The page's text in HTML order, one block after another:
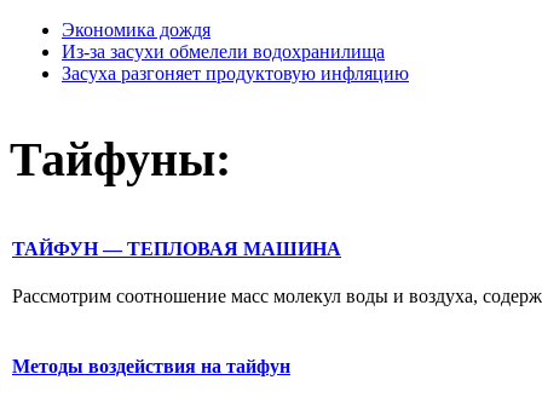
Экономика дождя
Из-за засухи обмелели водохранилища
Засуха разгоняет продуктовую инфляцию
Тайфуны:
ТАЙФУН — ТЕПЛОВАЯ МАШИНА
Рассмотрим соотношение масс молекул воды и воздуха,
Методы воздействия на тайфун